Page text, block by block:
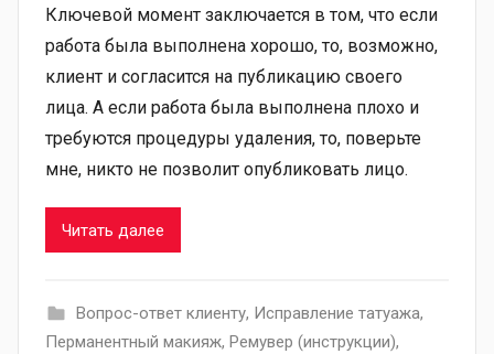
Ключевой момент заключается в том, что если
работа была выполнена хорошо, то, возможно,
клиент и согласится на публикацию своего
лица. А если работа была выполнена плохо и
требуются процедуры удаления, то, поверьте
мне, никто не позволит опубликовать лицо.
Читать далее
Вопрос-ответ клиенту, Исправление татуажа,
Перманентный макияж, Ремувер (инструкции),